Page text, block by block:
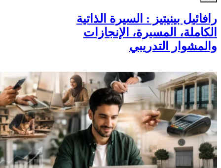
رافائيل بينيتيز : السيرة الذاتية
الكاملة، المسيرة، الإنجازات
والمشوار التدريبي